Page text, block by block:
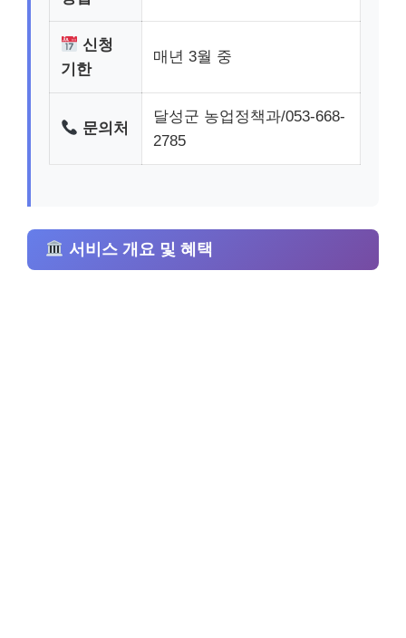
신청
기한
매년 3월 중
문의처
달성군 농업정책과/053-668-
2785
서비스 개요 및 혜택